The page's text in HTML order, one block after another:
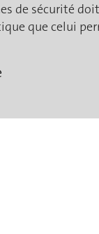
de sécurité
que celui